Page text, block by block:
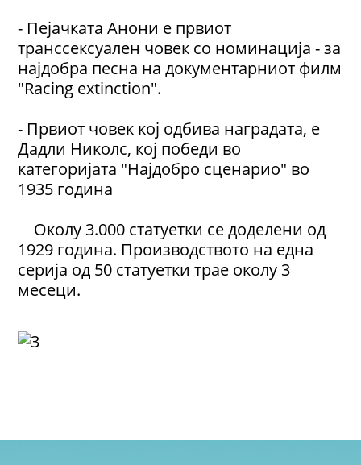
- Пејачката Анони е првиот
транссексуален човек со номинација - за
најдобра песна на документарниот филм
"Racing еxtinction".
- Првиот човек кој одбива наградата, е
Дадли Николс, кој победи во
категоријата "Најдобро сценарио" во
1935 година
Околу 3.000 статуетки се доделени од
1929 година. Производството на една
серија од 50 статуетки трае околу 3
месеци.